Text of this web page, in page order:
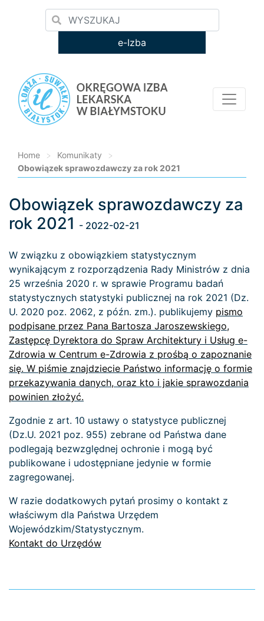
e-Izba
Home > Komunikaty
>
Obowiązek sprawozdawczy za rok 2021
Loading...
Obowiązek sprawozdawczy za
rok 2021 - 2022-02-21
W związku z obowiązkiem statystycznym
wynikającym z rozporządzenia Rady Ministrów z dnia
25 września 2020 r. w sprawie Programu badań
statystycznych statystyki publicznej na rok 2021 (Dz.
U. 2020 poz. 2062, z późn. zm.). publikujemy pismo
podpisane przez Pana Bartosza Jaroszewskiego,
Zastępcę Dyrektora do Spraw Architektury i Usług e-
Zdrowia w Centrum e-Zdrowia z prośbą o zapoznanie
się. W piśmie znajdziecie Państwo informację o formie
przekazywania danych, oraz kto i jakie sprawozdania
powinien złożyć.
Zgodnie z art. 10 ustawy o statystyce publicznej
(Dz.U. 2021 poz. 955) zebrane od Państwa dane
podlegają bezwzględnej ochronie i mogą być
publikowane i udostępniane jedynie w formie
zagregowanej.
W razie dodatkowych pytań prosimy o kontakt z
właściwym dla Państwa Urzędem
Wojewódzkim/Statystycznym.
Kontakt do Urzędów